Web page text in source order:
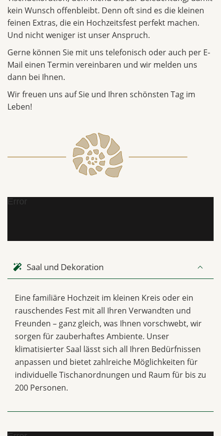
kein Wunsch offenbleibt. Denn oft sind es die kleinen
feinen Extras, die ein Hochzeitsfest perfekt machen.
Und nicht weniger ist unser Anspruch.
Gerne können Sie mit uns telefonisch oder auch per E-
Mail einen Termin vereinbaren und wir melden uns
dann bei Ihnen.
Wir freuen uns auf Sie und Ihren schönsten Tag im
Leben!
Error
Saal und Dekoration
Eine familiäre Hochzeit im kleinen Kreis oder ein
rauschendes Fest mit all Ihren Verwandten und
Freunden – ganz gleich, was Ihnen vorschwebt, wir
sorgen für zauberhaftes Ambiente. Unser
klimatisierter Saal lässt sich all Ihren Bedürfnissen
anpassen und bietet zahlreiche Möglichkeiten für
individuelle Tischanordnungen und Raum für bis zu
200 Personen.